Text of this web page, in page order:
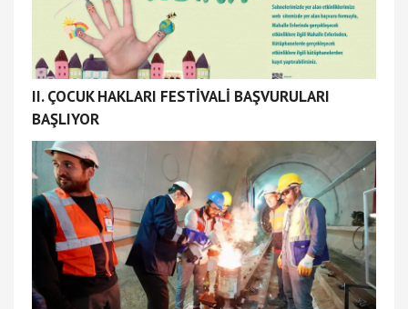
ІІ. ÇOCUK HAKLARI FESTİVALİ BAŞVURULARI
BAŞLIYOR